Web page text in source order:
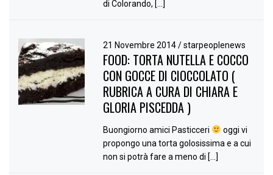
di Colorando, […]
21 Novembre 2014/ starpeoplenews
FOOD: TORTA NUTELLA E COCCO
CON GOCCE DI CIOCCOLATO (
RUBRICA A CURA DI CHIARA E
GLORIA PISCEDDA )
Buongiorno amici Pasticceri
oggi vi
propongo una torta golosissima e a cui
non si potrà fare a meno di […]